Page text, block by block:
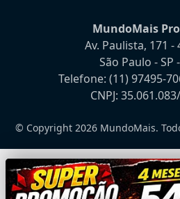
MundoMais
Av. Paulista, 171 -
São Paulo - SP
Telefone: (11) 97495-
CNPJ:
© Copyright 2026 MundoMais.